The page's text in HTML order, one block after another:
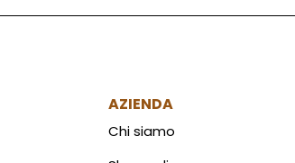
AZIENDA
Chi siamo